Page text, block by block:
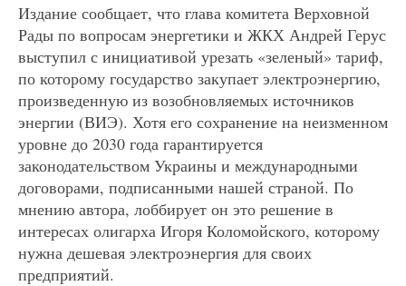
Издание сообщает, что глава комитета Верховной
Рады по вопросам энергетики и ЖКХ Андрей Герус
выступил с инициативой урезать «зеленый» тариф,
по которому государство закупает электроэнергию,
произведенную из возобновляемых источников
энергии (ВИЭ). Хотя его сохранение на неизменном
уровне до 2030 года гарантируется
законодательством Украины и международными
договорами, подписанными нашей страной. По
мнению автора, лоббирует он это решение в
интересах олигарха Игоря Коломойского, которому
нужна дешевая электроэнергия для своих
предприятий.